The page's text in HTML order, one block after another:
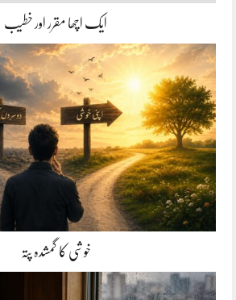
ایک اچھا مقرر اور خطیب
خوشی کا گمشدہ پتہ